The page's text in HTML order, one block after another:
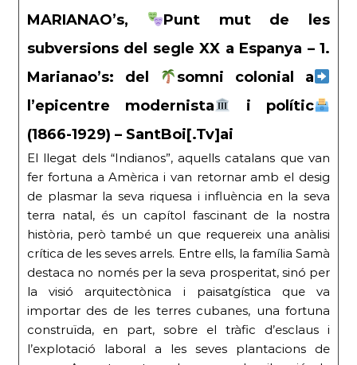
MARIANAO’s,
Punt mut de les
subversions del segle XX a Espanya – 1.
Marianao’s: del
somni colonial a
l’epicentre modernista
i polític
(1866-1929) – SantBoi[.Tv]ai
El llegat dels “Indianos”, aquells catalans que van
fer fortuna a Amèrica i van retornar amb el desig
de plasmar la seva riquesa i influència en la seva
terra natal, és un capítol fascinant de la nostra
història, però també un que requereix una anàlisi
crítica de les seves arrels. Entre ells, la família Samà
destaca no només per la seva prosperitat, sinó per
la visió arquitectònica i paisatgística que va
importar des de les terres cubanes, una fortuna
construïda, en part, sobre el tràfic d’esclaus i
l’explotació laboral a les seves plantacions de